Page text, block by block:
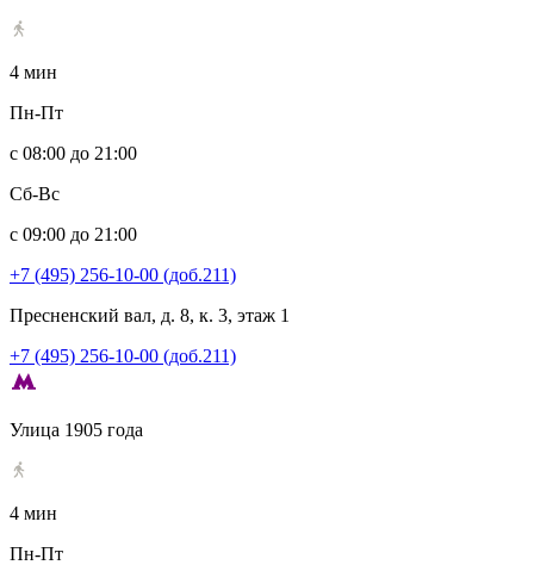
4 мин
Пн-Пт
с 08:00 до 21:00
Сб-Вс
с 09:00 до 21:00
+7 (495) 256-10-00 (доб.211)
Пресненский вал, д. 8, к. 3, этаж 1
+7 (495) 256-10-00 (доб.211)
Улица 1905 года
4 мин
Пн-Пт